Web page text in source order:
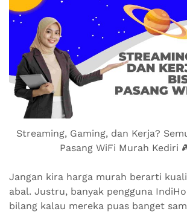
Streaming, Gaming, dan Kerja?
Pasang WiFi Murah Kediri
Jangan kira harga murah berarti
abal. Justru, banyak pengguna
bilang kalau mereka puas banget